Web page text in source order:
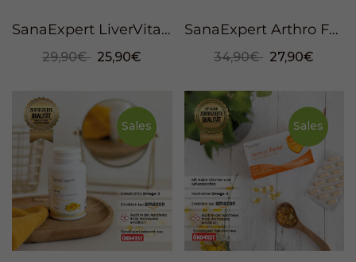
SanaExpert LiverVital Pro, 120 capsules
29,90€ 25,90€
SanaExpert Arthro Forte, 120 capsules
34,90€ 27,90€
Sales Sales